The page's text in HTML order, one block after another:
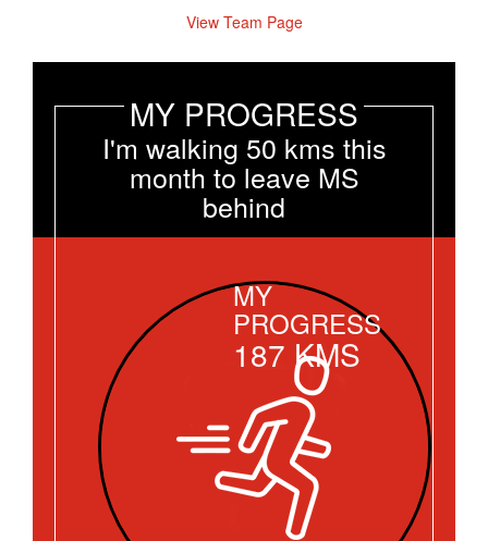
View Team Page
MY PROGRESS
I'm walking 50 kms this
month to leave MS
behind
MY
PROGRESS
187 KMS